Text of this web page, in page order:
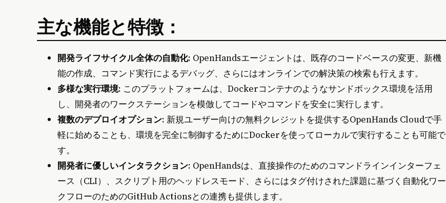
主な機能と特徴：
開発ライフサイクル全体の自動化: OpenHandsエージェントは、既存のコードベースの変更、新機
能の作成、コマンド実行によるデバッグ、さらにはオンラインでの解決策の検索も行えます。
多様な実行環境: このプラットフォームは、Dockerコンテナのようなサンドボックス環境を活用
し、開発者のワークステーションを模倣してコードやコマンドを安全に実行します。
複数のデプロイオプション: 新規ユーザー向けの無料クレジットを提供するOpenHands Cloudで手
軽に始めることも、環境を完全に制御するためにDockerを使ってローカルで実行することも可能で
す。
開発者に優しいインタラクション: OpenHandsは、直接操作のためのコマンドラインインターフェ
ース（CLI）、スクリプト用のヘッドレスモード、さらにはタグ付けされた課題に基づく自動化ワー
クフローのためのGitHub Actionsとの連携も提供します。